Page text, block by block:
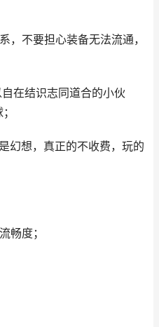
，不要担心装备无法流通，
在结识志同道合的小伙
幻想，真正的不收费，玩的
畅度；